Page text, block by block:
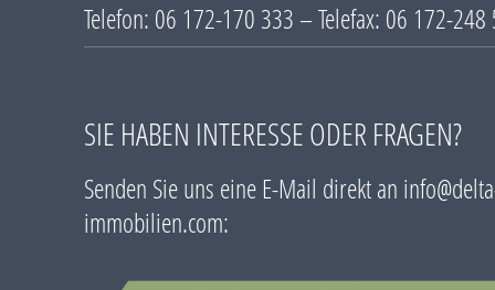
Telefon: 06 172-170 333 – Telefax: 06 172-248
SIE HABEN INTERESSE ODER FRAGEN?
Senden Sie uns eine E-Mail direkt an
immobilien.com: